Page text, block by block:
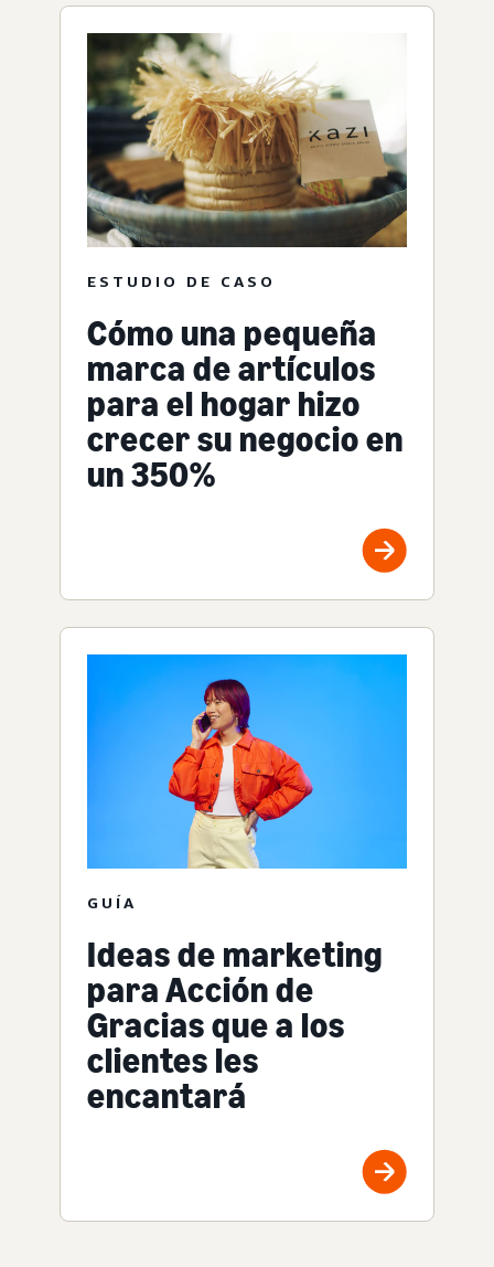
ESTUDIO DE CASO
Cómo una pequeña
marca de artículos
para el hogar hizo
crecer su negocio en
un 350%
GUÍA
Ideas de marketing
para Acción de
Gracias que a los
clientes les
encantará